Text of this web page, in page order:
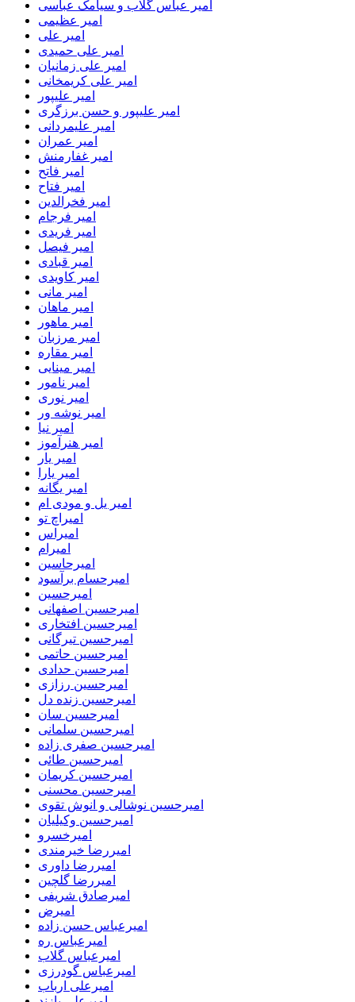
امیر عباس گلاب و سیامک عباسی
امیر عظیمی
امیر علی
امیر علی حمیدی
امیر علی زمانیان
امیر علی کریمخانی
امیر علیپور
امیر علیپور و حسن برزگری
امیر علیمردانی
امیر عمران
امیر غفارمنش
امیر فاتح
امیر فتاح
امیر فخرالدین
امیر فرجام
امیر فریدی
امیر فیصل
امیر قبادی
امیر کاویدی
امیر مانی
امیر ماهان
امیر ماهور
امیر مرزبان
امیر مقاره
امیر مینایی
امیر نامور
امیر نوری
امیر نوشه ور
امیر نیا
امیر هنرآموز
امیر یار
امیر یارا
امیر یگانه
امیر یل و مودی ام
امیراچ تو
امیراس
امیرام
امیرحاسین
امیرحسام برآسود
امیرحسین
امیرحسین اصفهانی
امیرحسین افتخاری
امیرحسین تیرگانی
امیرحسین حاتمی
امیرحسین حدادی
امیرحسین رزازی
امیرحسین زنده دل
امیرحسین سان
امیرحسین سلمانی
امیرحسین صفری زاده
امیرحسین طائی
امیرحسین کریمان
امیرحسین محسنی
امیرحسین نوشالی و انوش تقوی
امیرحسین وکیلیان
امیرخسرو
امیررضا خیرمندی
امیررضا داوری
امیررضا گلچین
امیرصادق شریفی
امیرض
امیرعباس حسن زاده
امیرعباس ره
امیرعباس گلاب
امیرعباس گودرزی
امیرعلی ارباب